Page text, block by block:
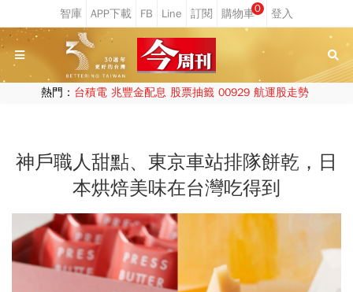
0
熱門： 台積電 兆豐金配息 股票抽籤 00929 航運股走勢
神戶職人甜點、東京車站排隊餅乾，日
本烘焙美味在台灣吃得到